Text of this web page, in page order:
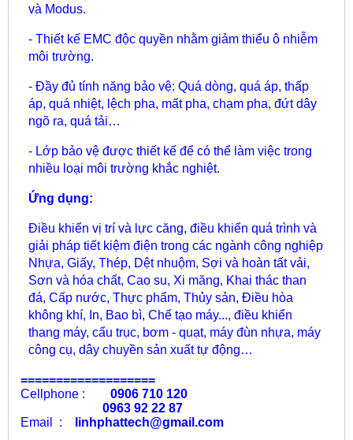
và Modus.
- Thiết kế EMC độc quyền nhằm giảm thiểu ô nhiễm
môi trường.
- Đầy đủ tính năng bảo vệ: Quá dòng, quá áp, thấp
áp, quá nhiệt, lệch pha, mất pha, chạm pha, đứt dây
ngõ ra, quá tải…
- Lớp bảo vệ được thiết kế để có thể làm việc trong
nhiều loại môi trường khắc nghiệt.
Ứng dụng:
Điều khiển vị trí và lực căng, điều khiển quá trình và
giải pháp tiết kiệm điện trong các ngành công nghiệp
Nhựa, Giấy, Thép, Dệt nhuộm, Sợi và hoàn tất vải,
Sơn và hóa chất, Cao su, Xi măng, Khai thác than
đá, Cấp nước, Thực phẩm, Thủy sản, Điều hòa
không khí, In, Bao bì, Chế tạo máy..., điều khiển
thang máy, cẩu trục, bơm - quạt, máy đùn nhựa, máy
công cụ, dây chuyền sản xuất tự động…
===================
Cellphone : 0906 710 120
0963 92 22 87
Email :
linhphattech@gmail.com